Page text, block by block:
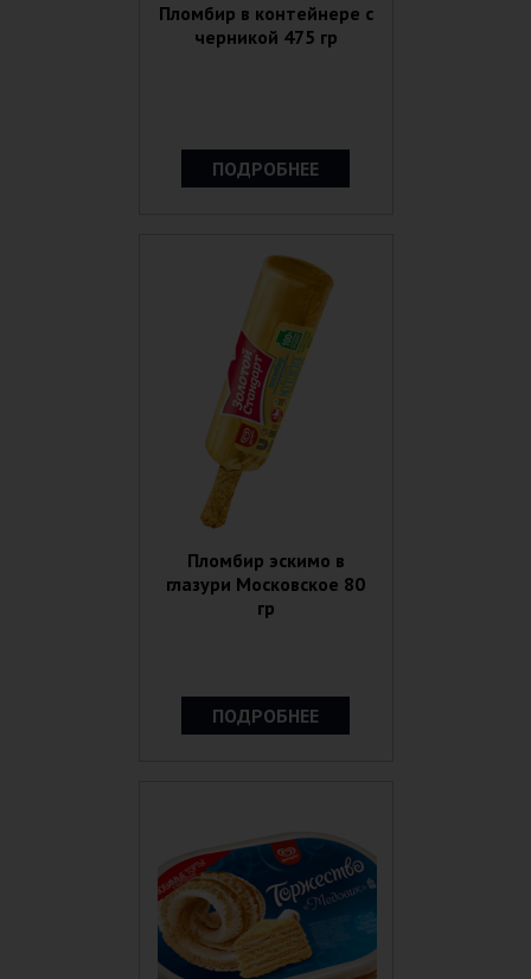
Пломбир в контейнере с
черникой 475 гр
ПОДРОБНЕЕ
Пломбир эскимо в
глазури Московское 80
гр
ПОДРОБНЕЕ